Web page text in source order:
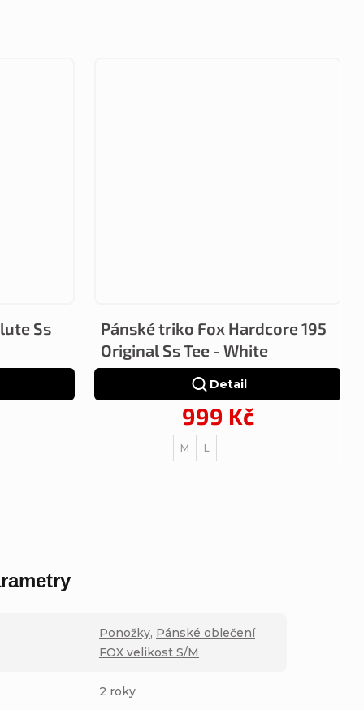
Ss
Pánské triko Fox Hardcore 195
Original Ss Tee - White
999 Kč
Detail
M L
Ponožky, Pánské oblečení
FOX velikost S/M
2 roky